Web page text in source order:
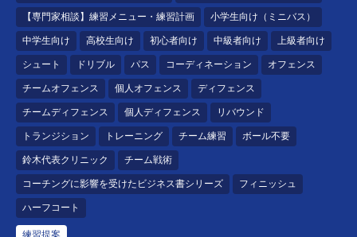
【専門家相談】練習メニュー・練習計画 小学生向け（ミニバス）
中学生向け 高校生向け 初心者向け 中級者向け 上級者向け
シュート ドリブル パス コーディネーション オフェンス
チームオフェンス 個人オフェンス ディフェンス
チームディフェンス 個人ディフェンス リバウンド
トランジション トレーニング チーム練習 ボール不要
鈴木代表クリニック チーム戦術
コーチングに影響を受けたビジネス書シリーズ フィニッシュ
ハーフコート
練習提案